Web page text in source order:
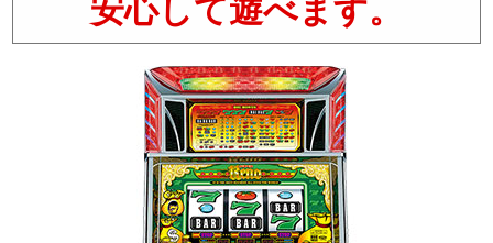
安心して遊べます。